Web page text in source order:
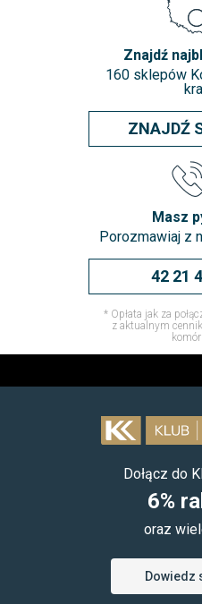
Znajdź
160 sklepów
ZNAJDŹ
Masz
Porozmawiaj z
42 21
* Opłata jak za
z aktualnym
Dołącz do
6%
oraz
Dowiedz